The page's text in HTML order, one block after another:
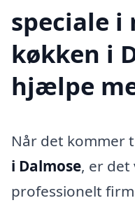
speciale
køkken i
hjælpe
Når det kommer
i Dalmose, er
professionelt